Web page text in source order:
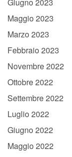
Maggio 2023
Marzo 2023
Febbraio 2023
Novembre 2022
Ottobre 2022
Settembre 2022
Luglio 2022
Giugno 2022
Maggio 2022